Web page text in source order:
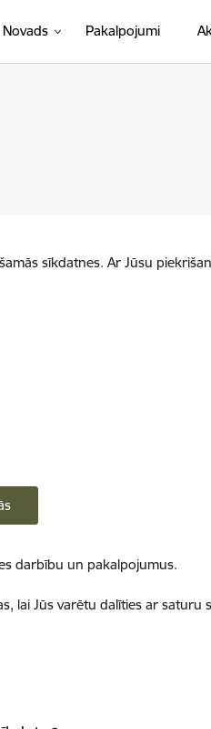
Novads Pakalpojumi
sīkdatnes. Ar Jūsu
darbību un pakalpojumus.
lai Jūs varētu dalīties ar